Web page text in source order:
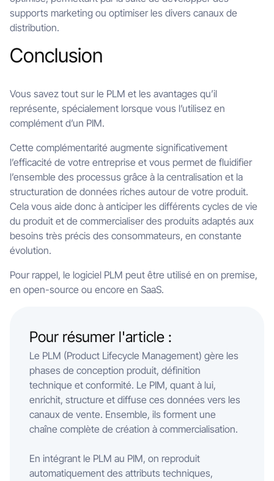
supports marketing ou optimiser les divers canaux de
distribution.
Conclusion
Vous savez tout sur le PLM et les avantages qu’il
représente, spécialement lorsque vous l’utilisez en
complément d’un PIM.
Cette complémentarité augmente significativement
l’efficacité de votre entreprise et vous permet de fluidifier
l’ensemble des processus grâce à la centralisation et la
structuration de données riches autour de votre produit.
Cela vous aide donc à anticiper les différents cycles de vie
du produit et de commercialiser des produits adaptés aux
besoins très précis des consommateurs, en constante
évolution.
Pour rappel, le logiciel PLM peut être utilisé en on premise,
en open-source ou encore en SaaS.
Pour résumer l'article :
Le PLM (Product Lifecycle Management) gère les
phases de conception produit, définition
technique et conformité. Le PIM, quant à lui,
enrichit, structure et diffuse ces données vers les
canaux de vente. Ensemble, ils forment une
chaîne complète de création à commercialisation.
En intégrant le PLM au PIM, on reproduit
automatiquement des attributs techniques,